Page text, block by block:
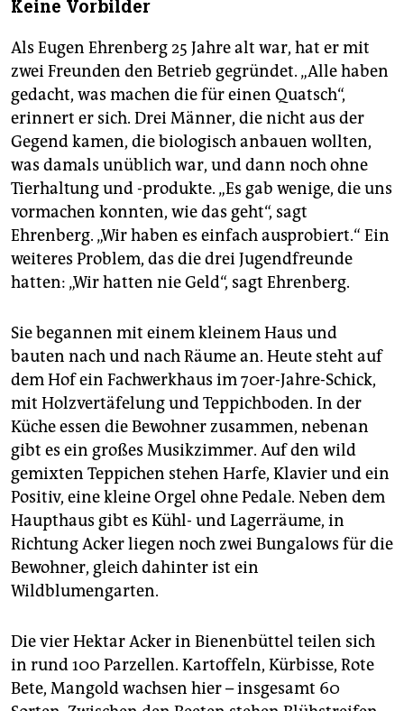
Keine Vorbilder
Als Eugen Ehrenberg 25 Jahre alt war, hat er mit
zwei Freunden den Betrieb gegründet. „Alle haben
gedacht, was machen die für einen Quatsch“,
erinnert er sich. Drei Männer, die nicht aus der
Gegend kamen, die biologisch anbauen wollten,
was damals unüblich war, und dann noch ohne
Tierhaltung und -produkte. „Es gab wenige, die uns
vormachen konnten, wie das geht“, sagt
Ehrenberg. „Wir haben es einfach ausprobiert.“ Ein
weiteres Problem, das die drei Jugendfreunde
hatten: „Wir hatten nie Geld“, sagt Ehrenberg.
Sie begannen mit einem kleinem Haus und
bauten nach und nach Räume an. Heute steht auf
dem Hof ein Fachwerkhaus im 70er-Jahre-Schick,
mit Holzvertäfelung und Teppichboden. In der
Küche essen die Bewohner zusammen, nebenan
gibt es ein großes Musikzimmer. Auf den wild
gemixten Teppichen stehen Harfe, Klavier und ein
Positiv, eine kleine Orgel ohne Pedale. Neben dem
Haupthaus gibt es Kühl- und Lagerräume, in
Richtung Acker liegen noch zwei Bungalows für die
Bewohner, gleich dahinter ist ein
Wildblumengarten.
Die vier Hektar Acker in Bienenbüttel teilen sich
in rund 100 Parzellen. Kartoffeln, Kürbisse, Rote
Bete, Mangold wachsen hier – insgesamt 60